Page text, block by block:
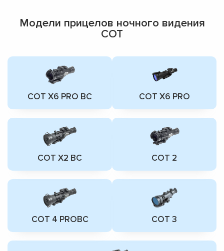
Модели прицелов ночного видения
СОТ
СОТ Х6 PRO BC СОТ Х6 PRO
СОТ Х2 ВС СОТ 2
СОТ 4 PROBC СОТ 3